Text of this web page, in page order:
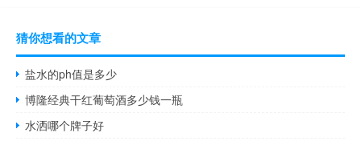
猜你想看的文章
盐水的ph值是多少
博隆经典干红葡萄酒多少钱一瓶
水洒哪个牌子好